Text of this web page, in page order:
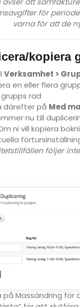
för
varna för att de
kopiera
Verksamhet >
en eller flera
rad
därefter på Med
nu till
ni vill kopiera
följer
på Massändring